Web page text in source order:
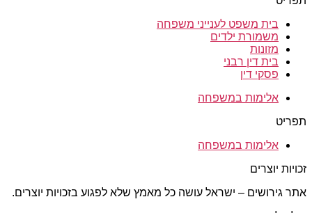
בית משפט לענייני משפחה
משמורת ילדים
מזונות
בית דין רבני
פסקי דין
אלימות במשפחה
תפריט
אלימות במשפחה
זכויות יוצרים
אתר גירושים – ישראל עושה כל מאמץ שלא לפגוע בזכויות יוצרים.